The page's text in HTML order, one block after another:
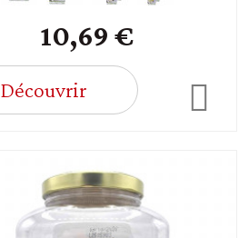
10,69 €
Découvrir